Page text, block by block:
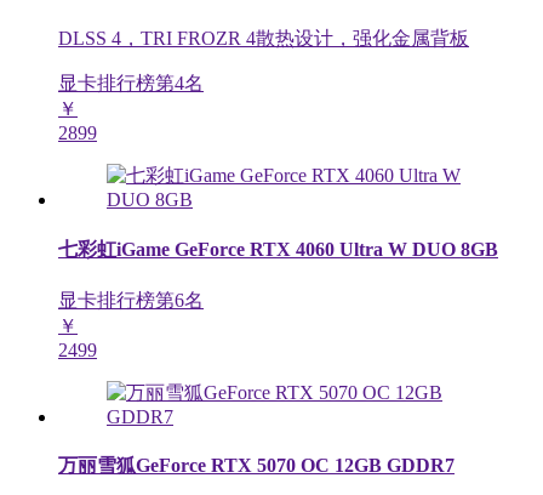
DLSS 4，TRI FROZR 4散热设计，强化金属背板
显卡排行榜第4名
￥
2899
七彩虹iGame GeForce RTX 4060 Ultra W DUO 8GB
显卡排行榜第6名
￥
2499
万丽雪狐GeForce RTX 5070 OC 12GB GDDR7